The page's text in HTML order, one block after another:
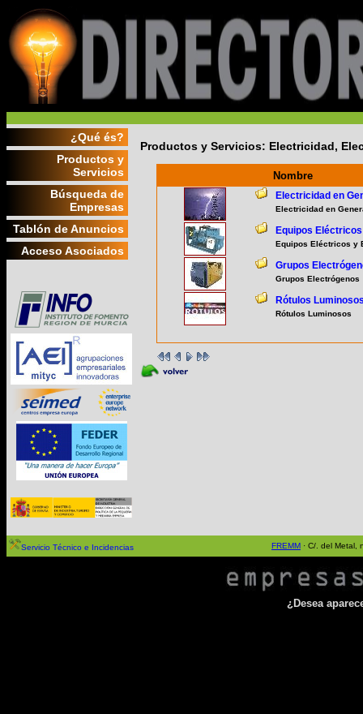
¿Qué és?
Productos y
Servicios
Búsqueda de
Empresas
Tablón de Anuncios
Acceso Asociados
Productos y Servicios: Electricidad,
Nombre
Electricidad en
Electricidad en
Equipos
Equipos Eléctricos y
Grupos
Grupos Electrógenos
Rótulos
Rótulos Luminosos
Servicio Técnico e Incidencias FREMM · C/. del Metal,
¿Desea